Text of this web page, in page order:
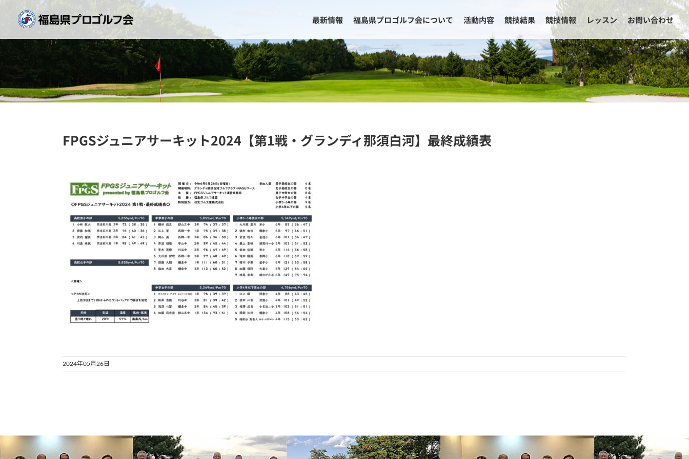
content
最新情報 福島県プロゴルフ会について 活動内容 競技結果 競技情報 レッスン お問い合わせ
FPGSジュニアサーキット2024【第1戦・グランディ那須白河】最終成績表
2024年05月26日